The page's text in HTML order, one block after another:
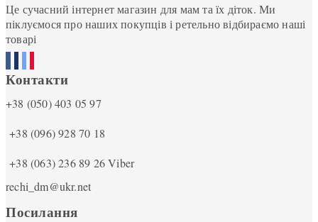
Це сучасний інтернет магазин для мам та їх діток. Ми
піклуємося про наших покупців і ретельно відбираємо наші
товарі
Контакти
+38 (050) 403 05 97
+38 (096) 928 70 18
+38 (063) 236 89 26Viber
rechi_dm@ukr.net
Посилання